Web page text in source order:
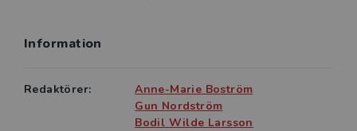
även läsas av redan yrkesverksamma inom vård och
Information
Redaktörer:
Anne-Marie Boström
Gun Nordström
Bodil Wilde Larsson